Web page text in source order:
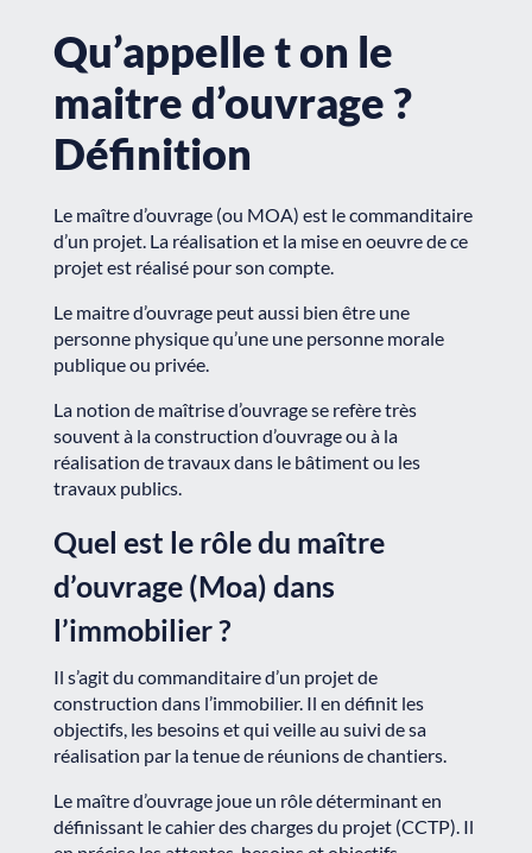
Qu’appelle t on le
maitre d’ouvrage ?
Définition
Le maître d’ouvrage (ou MOA) est le commanditaire
d’un projet. La réalisation et la mise en oeuvre de ce
projet est réalisé pour son compte.
Le maitre d’ouvrage peut aussi bien être une
personne physique qu’une une personne morale
publique ou privée.
La notion de maîtrise d’ouvrage se refère très
souvent à laconstruction d’ouvrageou à la
réalisation de travaux dans le bâtiment ou les
travaux publics.
Quel est le rôle du maître
d’ouvrage (Moa) dans
l’immobilier ?
Il s’agit du commanditaire d’un projet de
construction dans l’immobilier. Il en définit les
objectifs, les besoins et qui veille au suivi de sa
réalisation par la tenue de réunions de chantiers.
Le maître d’ouvrage joue un rôle déterminant en
définissant le cahier des charges du projet (CCTP). Il